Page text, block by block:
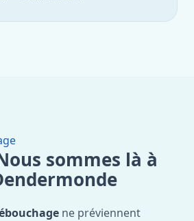
sommes là à
ne préviennent